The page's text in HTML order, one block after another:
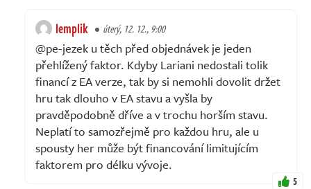
lemplik úterý, 12. 12., 9:00
@pe-jezek u těch před objednávek je jeden
přehlížený faktor. Kdyby Lariani nedostali tolik
financí z EA verze, tak by si nemohli dovolit držet
hru tak dlouho v EA stavu a vyšla by
pravděpodobně dříve a v trochu horším stavu.
Neplatí to samozřejmě pro každou hru, ale u
spousty her může být financování limitujícím
faktorem pro délku vývoje.
5